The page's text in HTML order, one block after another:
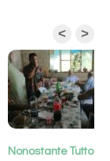
Nonostante Tutto –
< >